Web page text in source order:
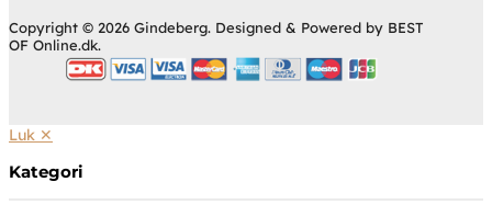
Copyright © 2026 Gindeberg. Designed & Powered by BEST
OF Online.dk.
Luk ✕
Kategori